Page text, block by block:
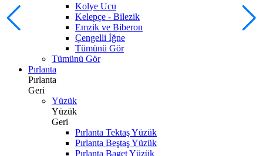
Kolye Ucu
Kelepçe - Bilezik
Emzik ve Biberon
Çengelli İğne
Tümünü Gör
Tümünü Gör
Pırlanta
Pırlanta
Geri
Yüzük
Yüzük
Geri
Pırlanta Tektaş Yüzük
Pırlanta Beştaş Yüzük
Pırlanta Baget Yüzük